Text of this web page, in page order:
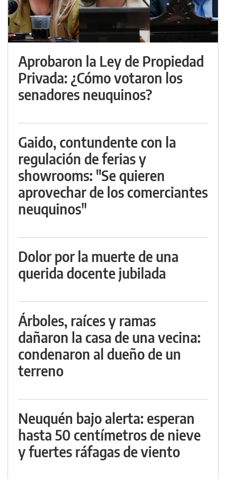
Aprobaron la Ley de Propiedad
Privada: ¿Cómo votaron los
senadores neuquinos?
Gaido, contundente con la
regulación de ferias y
showrooms: "Se quieren
aprovechar de los comerciantes
neuquinos"
Dolor por la muerte de una
querida docente jubilada
Árboles, raíces y ramas
dañaron la casa de una vecina:
condenaron al dueño de un
terreno
Neuquén bajo alerta: esperan
hasta 50 centímetros de nieve
y fuertes ráfagas de viento